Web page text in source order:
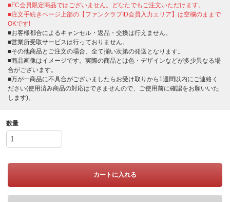
■FC会員限定商品ではございません。どなたでもご注文いただけます。
■注文手続きページ上部の【ファンクラブID会員入力エリア】は空欄のままで
OKです!
■お客様都合によるキャンセル・返品・交換は行えません。
■営業所受取サービスは行っておりません。
■その他商品とご注文の場合、全て揃い次第の発送となります。
■商品画像はイメージです。実際の商品とは色・デザインなどが多少異なる場
合がございます。
■万が一商品に不具合がございましたらお受け取りから1週間以内にご連絡く
ださい(使用済み商品の対応はできませんので、ご使用前に確認をお願いいた
します)。
数量
カートに入れる